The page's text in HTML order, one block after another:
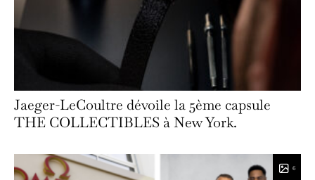
Jaeger-LeCoultre dévoile la 5ème capsule
THE COLLECTIBLES à New York.
6